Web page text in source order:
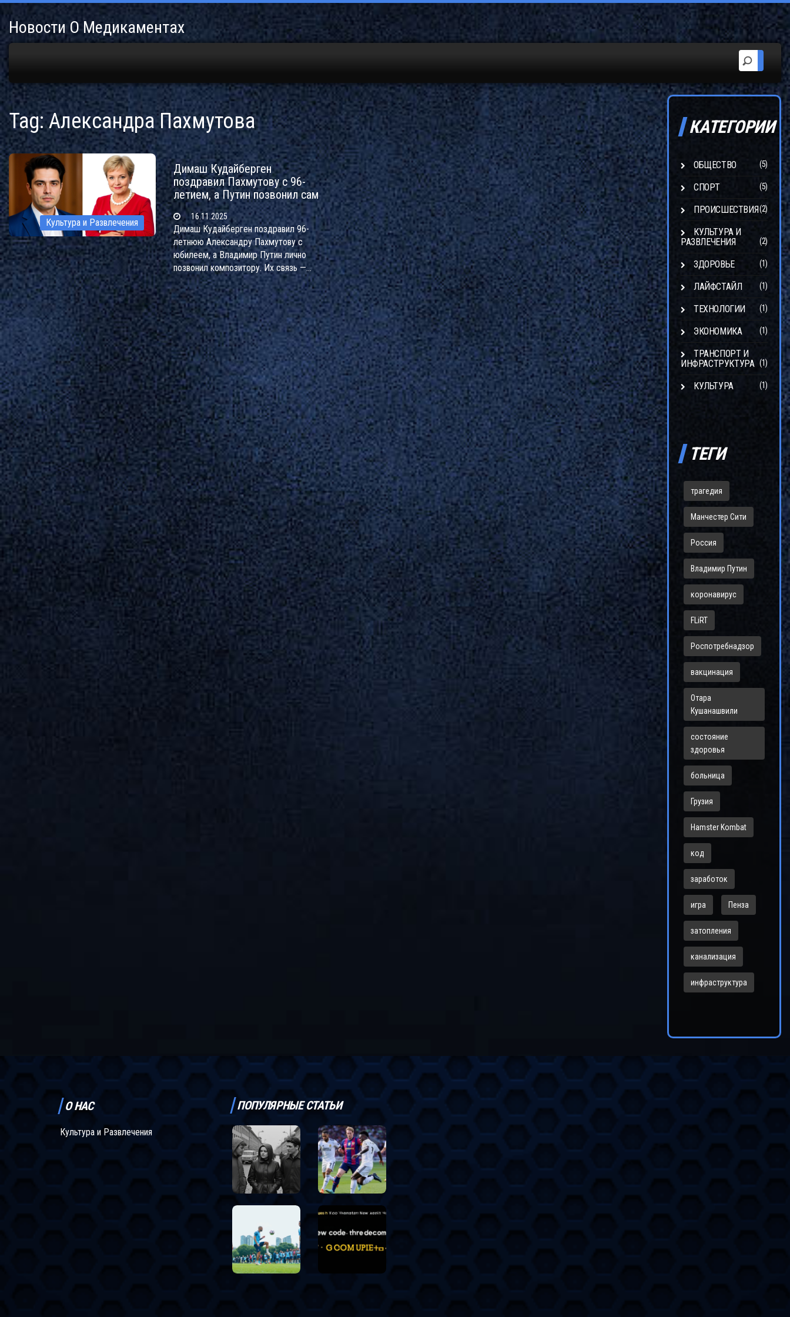
Новости О Медикаментах
Tag: Александра Пахмутова
Культура и Развлечения
Димаш Кудайберген
поздравил Пахмутову с 96-
летием, а Путин позвонил сам
16.11.2025
Димаш Кудайберген поздравил 96-
летнюю Александру Пахмутову с
юбилеем, а Владимир Путин лично
позвонил композитору. Их связь —
символ преемственности русской
музыки, пережившей эпохи.
КАТЕГОРИИ
ОБЩЕСТВО (5)
СПОРТ (5)
ПРОИСШЕСТВИЯ(2)
КУЛЬТУРА И
РАЗВЛЕЧЕНИЯ
(2)
ЗДОРОВЬЕ (1)
ЛАЙФСТАЙЛ (1)
ТЕХНОЛОГИИ (1)
ЭКОНОМИКА (1)
ТРАНСПОРТ И
ИНФРАСТРУКТУРА (1)
КУЛЬТУРА (1)
ТЕГИ
трагедия
Манчестер Сити
Россия
Владимир Путин
коронавирус
FLiRT
Роспотребнадзор
вакцинация
Отара
Кушанашвили
состояние
здоровья
больница
Грузия
Hamster Kombat
код
заработок
игра Пенза
затопления
канализация
инфраструктура
О НАС
Культура и Развлечения
ПОПУЛЯРНЫЕ СТАТЬИ